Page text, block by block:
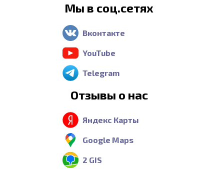
Мы в соц.сетях
Вконтакте
YouTube
Telegram
Отзывы о нас
Яндекс Карты
Google Maps
2 GIS